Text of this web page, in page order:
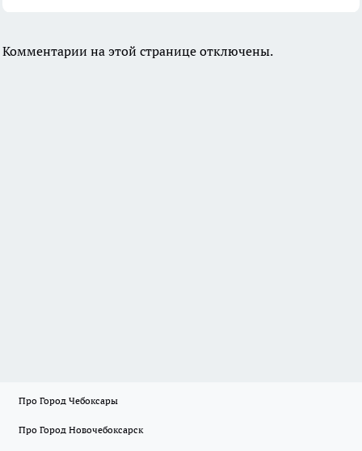
Комментарии на этой странице отключены.
Про Город Чебоксары
Про Город Новочебоксарск